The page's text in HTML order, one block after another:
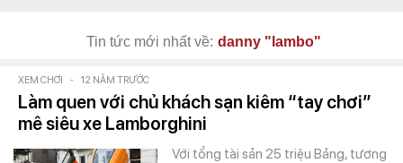
Tin tức mới nhất về: danny "lambo"
XEM CHƠI - 12 NĂM TRƯỚC
Làm quen với chủ khách sạn kiêm “tay chơi”
mê siêu xe Lamborghini
Với tổng tài sản 25 triệu Bảng, tương